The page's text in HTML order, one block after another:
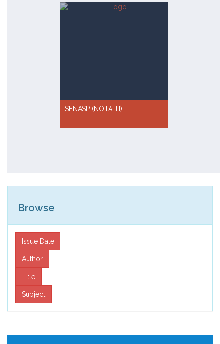
SENASP (NOTA TI)
Browse